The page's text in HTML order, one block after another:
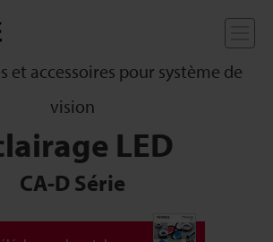
LED
et accessoires pour système de
vision
CA-D Série